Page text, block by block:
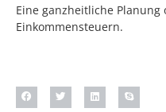
Eine ganzheitliche
Einkommensteuern.